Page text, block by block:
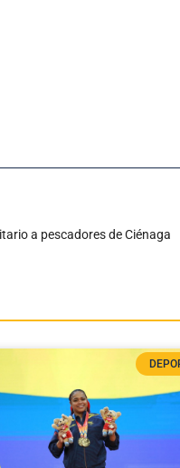
a pescadores de Ciénaga